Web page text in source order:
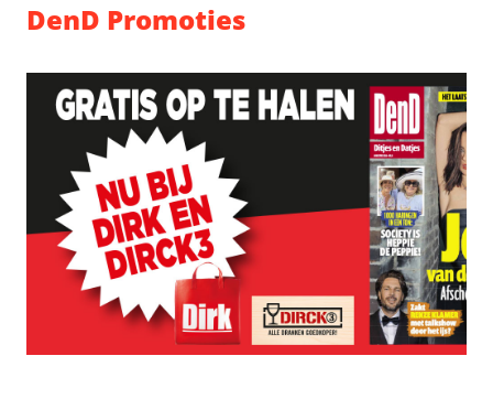
DenD Promoties